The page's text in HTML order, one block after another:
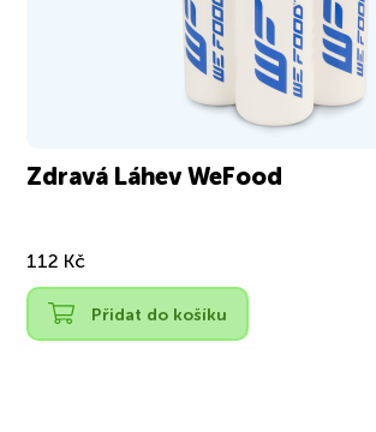
Zdravá Láhev WeFood
112 Kč
Přidat do košíku